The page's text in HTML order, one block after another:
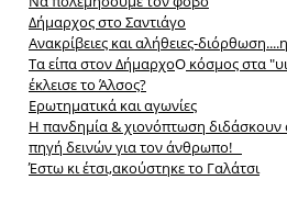
Δήμαρχος στο Σαντιάγο
Aνακρίβειες και αλήθειες-
Τα είπα στον ΔήμαρχοΟ κόσμος στα
έκλεισε το Άλσος?
Ερωτηματικά και αγωνίες
Η πανδημία & χιονόπτωση διδάσκουν
πηγή δεινών για τον άνθρωπο!
Έστω κι έτσι,ακούστηκε το Γαλάτσι